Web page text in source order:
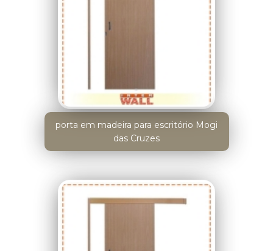
porta em madeira para escritório Mogi
das Cruzes